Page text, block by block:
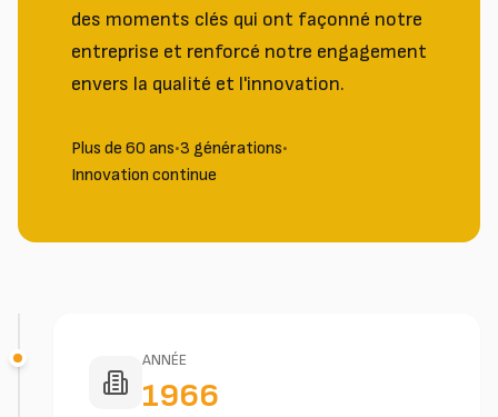
des moments clés qui ont façonné notre
entreprise et renforcé notre engagement
envers la qualité et l'innovation.
Plus de 60 ans•3 générations•
Innovation continue
ANNÉE
1966